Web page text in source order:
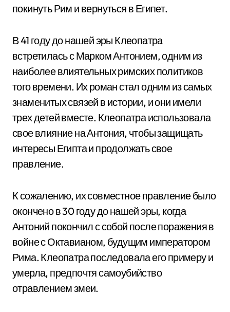
покинуть Рим и вернуться в Египет.
В 41 году до нашей эры Клеопатра
встретилась с Марком Антонием, одним из
наиболее влиятельных римских политиков
того времени. Их роман стал одним из самых
знаменитых связей в истории, и они имели
трех детей вместе. Клеопатра использовала
свое влияние на Антония, чтобы защищать
интересы Египта и продолжать свое
правление.
К сожалению, их совместное правление было
окончено в 30 году до нашей эры, когда
Антоний покончил с собой после поражения в
войне с Октавианом, будущим императором
Рима. Клеопатра последовала его примеру и
умерла, предпочтя самоубийство
отравлением змеи.